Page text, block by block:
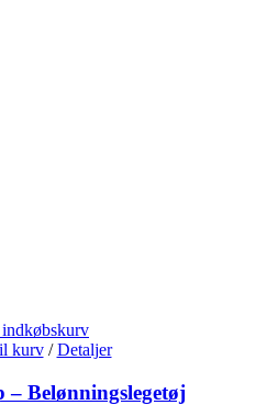
kurv / Detaljer
Belønningslegetøj